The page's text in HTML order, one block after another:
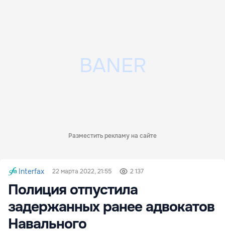
Разместить рекламу на сайте
Interfax 22 марта 2022, 21:55 2 137
Полиция отпустила
задержанных ранее адвокатов
Навального